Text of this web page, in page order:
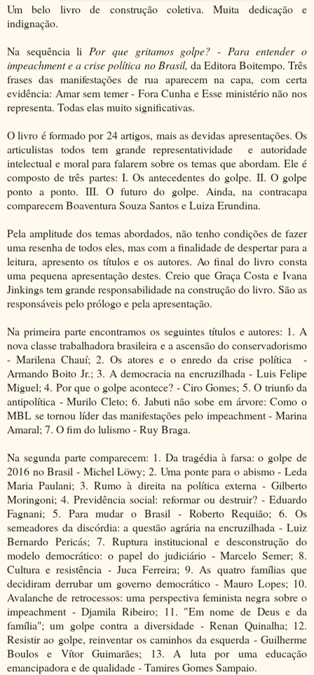
Um belo livro de construção coletiva. Muita dedicação e
indignação.
Na sequência li Por que gritamos golpe? - Para entender o
impeachment e a crise política no Brasil, da Editora Boitempo. Três
frases das manifestações de rua aparecem na capa, com certa
evidência: Amar sem temer - Fora Cunha e Esse ministério não nos
representa. Todas elas muito significativas.
O livro é formado por 24 artigos, mais as devidas apresentações. Os
articulistas todos tem grande representatividade e autoridade
intelectual e moral para falarem sobre os temas que abordam. Ele é
composto de três partes: I. Os antecedentes do golpe. II. O golpe
ponto a ponto. III. O futuro do golpe. Ainda, na contracapa
comparecem Boaventura Souza Santos e Luiza Erundina.
Pela amplitude dos temas abordados, não tenho condições de fazer
uma resenha de todos eles, mas com a finalidade de despertar para a
leitura, apresento os títulos e os autores. Ao final do livro consta
uma pequena apresentação destes. Creio que Graça Costa e Ivana
Jinkings tem grande responsabilidade na construção do livro. São as
responsáveis pelo prólogo e pela apresentação.
Na primeira parte encontramos os seguintes títulos e autores: 1. A
nova classe trabalhadora brasileira e a ascensão do conservadorismo
- Marilena Chauí; 2. Os atores e o enredo da crise política -
Armando Boito Jr.; 3. A democracia na encruzilhada - Luis Felipe
Miguel; 4. Por que o golpe acontece? - Ciro Gomes; 5. O triunfo da
antipolítica - Murilo Cleto; 6. Jabuti não sobe em árvore: Como o
MBL se tornou líder das manifestações pelo impeachment - Marina
Amaral; 7. O fim do lulismo - Ruy Braga.
Na segunda parte comparecem: 1. Da tragédia à farsa: o golpe de
2016 no Brasil - Michel Löwy; 2. Uma ponte para o abismo - Leda
Maria Paulani; 3. Rumo à direita na política externa - Gilberto
Moringoni; 4. Previdência social: reformar ou destruir? - Eduardo
Fagnani; 5. Para mudar o Brasil - Roberto Requião; 6. Os
semeadores da discórdia: a questão agrária na encruzilhada - Luiz
Bernardo Pericás; 7. Ruptura institucional e desconstrução do
modelo democrático: o papel do judiciário - Marcelo Semer; 8.
Cultura e resistência - Juca Ferreira; 9. As quatro famílias que
decidiram derrubar um governo democrático - Mauro Lopes; 10.
Avalanche de retrocessos: uma perspectiva feminista negra sobre o
impeachment - Djamila Ribeiro; 11. "Em nome de Deus e da
família"; um golpe contra a diversidade - Renan Quinalha; 12.
Resistir ao golpe, reinventar os caminhos da esquerda - Guilherme
Boulos e Vítor Guimarães; 13. A luta por uma educação
emancipadora e de qualidade - Tamires Gomes Sampaio.